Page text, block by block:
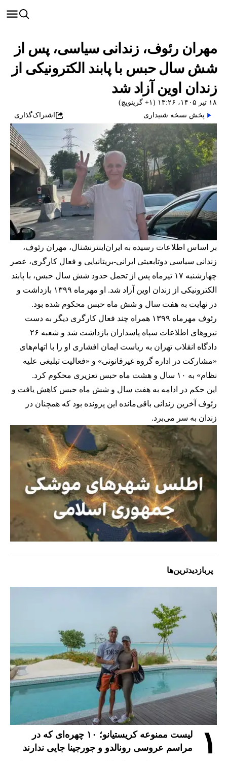
مهران رئوف، زندانی سیاسی، پس از
شش سال حبس با پابند الکترونیکی از
زندان اوین آزاد شد
۱۸ تیر ۱۴۰۵، ۱۳:۲۶ (‎+۱ گرینویچ)
پخش نسخه شنیداری
اشتراک‌گذاری
بر اساس اطلاعات رسیده به ایران‌اینترنشنال، مهران رئوف،
زندانی سیاسی دوتابعیتی ایرانی-بریتانیایی و فعال کارگری، عصر
چهارشنبه ۱۷ تیرماه پس از تحمل حدود شش سال حبس، با پابند
الکترونیکی از زندان اوین آزاد شد. او مهرماه ۱۳۹۹ بازداشت و
در نهایت به هفت سال و شش ماه حبس محکوم شده بود.
رئوف مهرماه ۱۳۹۹ همراه چند فعال کارگری دیگر به دست
نیروهای اطلاعات سپاه پاسداران بازداشت شد و شعبه ۲۶
دادگاه انقلاب تهران به ریاست ایمان افشاری او را با اتهام‌های
«مشارکت در اداره گروه غیرقانونی» و «فعالیت تبلیغی علیه
نظام» به ۱۰ سال و هشت ماه حبس تعزیری محکوم کرد.
این حکم در ادامه به هفت سال و شش ماه حبس کاهش یافت و
رئوف آخرین زندانی باقی‌مانده این پرونده بود که همچنان در
زندان به سر می‌برد.
پربازدیدترین‌ها
۱
لیست ممنوعه کریستیانو؛ ۱۰ چهره‌ای که در
مراسم عروسی رونالدو و جورجینا جایی ندارند